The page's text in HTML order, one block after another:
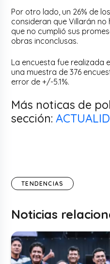
Por otro lado, un 26% de
consideran que Villarán no
que no cumplió sus
obras inconclusas.
La encuesta fue realizada
una muestra de 376
error de +/-5.1%.
Más noticas de
sección:
TENDENCIAS
Noticias